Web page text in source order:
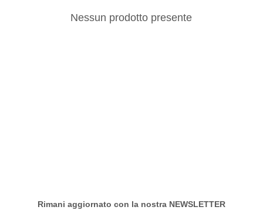
Nessun prodotto presente
Rimani aggiornato con la nostra NEWSLETTER